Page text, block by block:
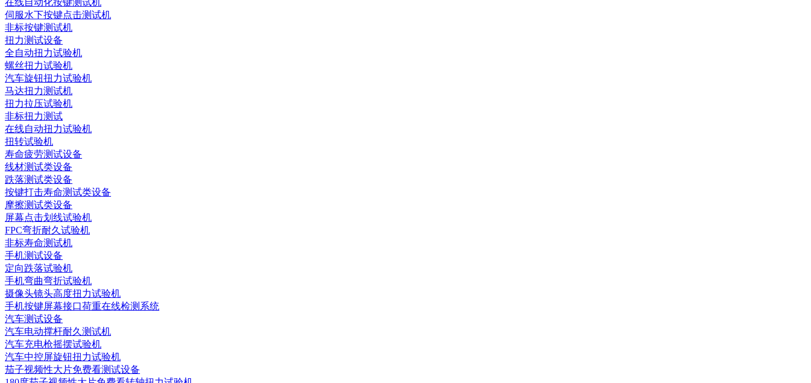
伺服水下按键点击测试机
非标按键测试机
扭力测试设备
全自动扭力试验机
螺丝扭力试验机
汽车旋钮扭力试验机
马达扭力测试机
扭力拉压试验机
非标扭力测试
在线自动扭力试验机
扭转试验机
寿命疲劳测试设备
线材测试类设备
跌落测试类设备
按键打击寿命测试类设备
摩擦测试类设备
屏幕点击划线试验机
FPC弯折耐久试验机
非标寿命测试机
手机测试设备
定向跌落试验机
手机弯曲弯折试验机
摄像头镜头高度扭力试验机
手机按键屏幕接口荷重在线检测系统
汽车测试设备
汽车电动撑杆耐久测试机
汽车充电枪摇摆试验机
汽车中控屏旋钮扭力试验机
茄子视频性大片免费看测试设备